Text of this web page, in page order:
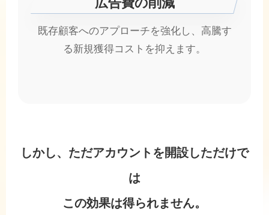
既存顧客へのアプローチを強化し、高騰す
る新規獲得コストを抑えます。
しかし、ただアカウントを開設しただけで
は
この効果は得られません。